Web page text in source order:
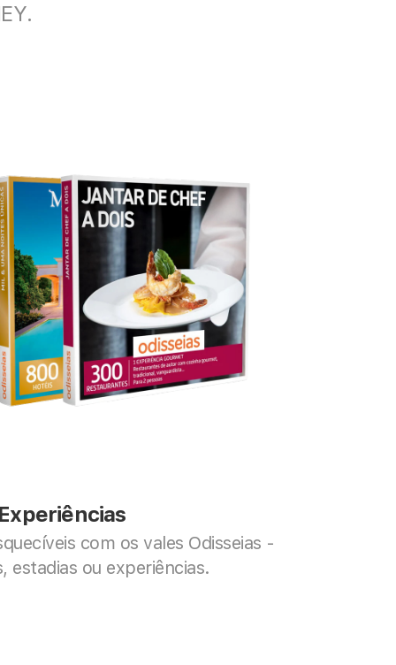
com os vales Odisseias -
estadias ou experiências.